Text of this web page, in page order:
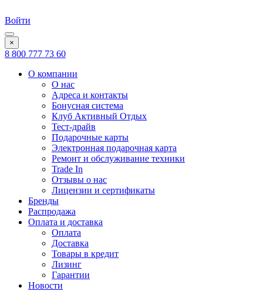
Войти
×
8 800 777 73 60
О компании
О нас
Адреса и контакты
Бонусная система
Клуб Активный Отдых
Тест-драйв
Подарочные карты
Электронная подарочная карта
Ремонт и обслуживание техники
Trade In
Отзывы о нас
Лицензии и сертификаты
Бренды
Распродажа
Оплата и доставка
Оплата
Доставка
Товары в кредит
Лизинг
Гарантии
Новости